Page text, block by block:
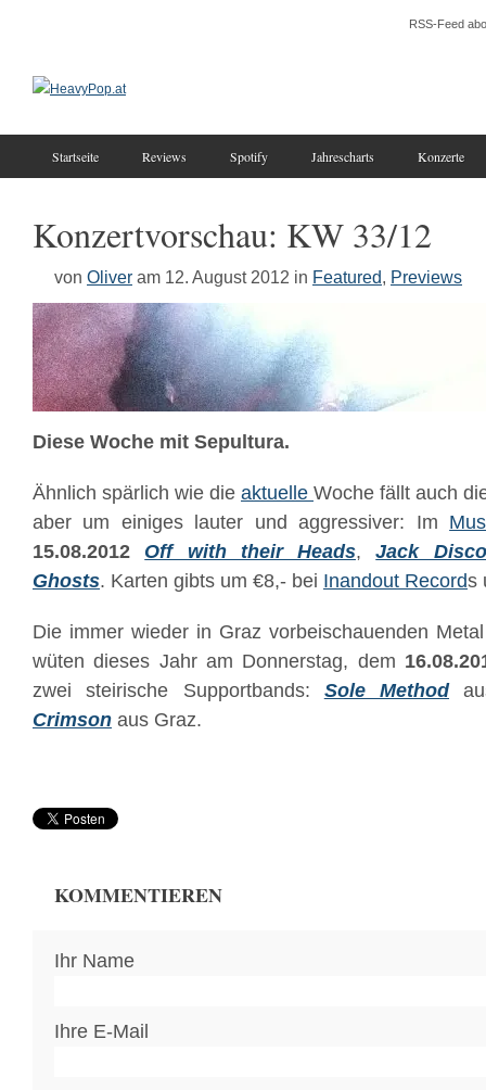
RSS-Feed
Startseite Reviews Spotify Jahrescharts Konzerte
Konzertvorschau: KW 33/12
von Oliver am 12. August 2012 in Featured, Previews
Diese Woche mit Sepultura.
Ähnlich spärlich wie die aktuelle Woche fällt auch
aber um einiges lauter und aggressiver: Im
15.08.2012
Off with their Heads,Jack
Ghosts. Karten gibts um €8,- bei Inandout Records
Die immer wieder in Graz vorbeischauenden
wüten dieses Jahr am Donnerstag, dem
zwei steirische Supportbands: Sole Method
Crimson aus Graz.
KOMMENTIEREN
Ihr Name
Ihre E-Mail